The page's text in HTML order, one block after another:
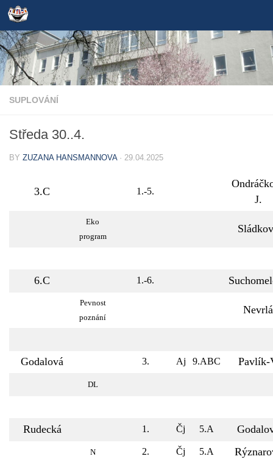
Skip to content
SUPLOVÁNÍ
Středa 30..4.
BY ZUZANA HANSMANNOVA · 29.04.2025
3.C 1.-5.
J.
Eko
program
6.C 1.-6.
Pevnost
poznání
Nevrlá
Godalová 3. Aj 9.ABC Pavlík-
DL
Rudecká 1. Čj 5.A
N 2. Čj 5.A